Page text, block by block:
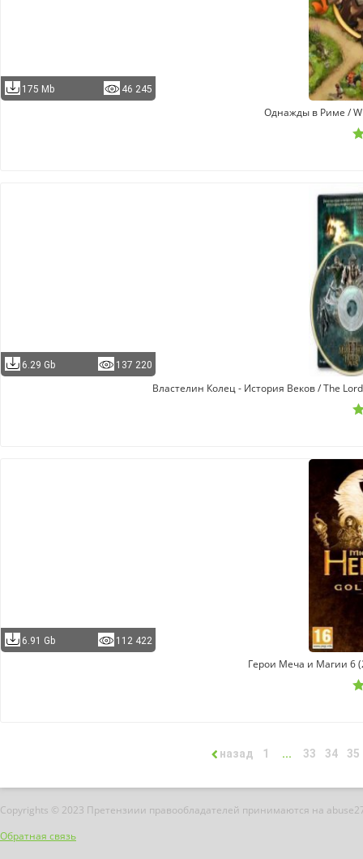
175 Mb 46 245
Однажды в Риме /
6.29 Gb 137 220
Властелин Колец - История Веков / The
6.91 Gb 112 422
Герои Меча и Магии 6
назад 1 ... 33 34 35
Copyrights © 2023 Претензиии правообладателей принимаются на
Обратная связь